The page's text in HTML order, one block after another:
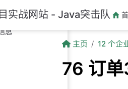
实战网站 - Java突击队
息
主页 12 个企
76 订